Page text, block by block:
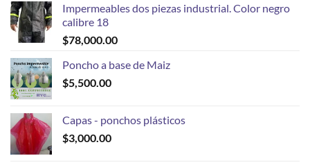
Impermeables dos piezas industrial. Color negro
calibre 18
$78,000.00
Poncho a base de Maiz
$5,500.00
Capas - ponchos plásticos
$3,000.00